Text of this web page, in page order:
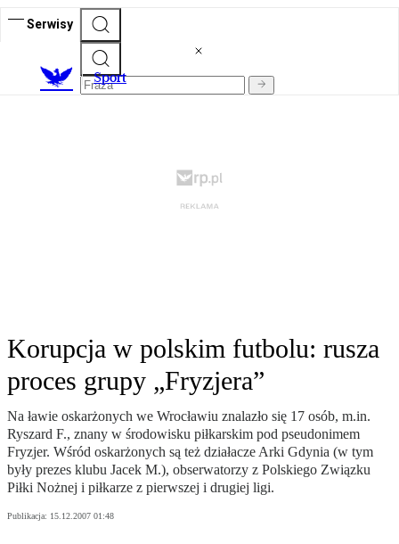
Serwisy
Sport
Korupcja w polskim futbolu: rusza
proces grupy „Fryzjera”
Na ławie oskarżonych we Wrocławiu znalazło się 17 osób, m.in.
Ryszard F., znany w środowisku piłkarskim pod pseudonimem
Fryzjer. Wśród oskarżonych są też działacze Arki Gdynia (w tym
były prezes klubu Jacek M.), obserwatorzy z Polskiego Związku
Piłki Nożnej i piłkarze z pierwszej i drugiej ligi.
Publikacja: 15.12.2007 01:48